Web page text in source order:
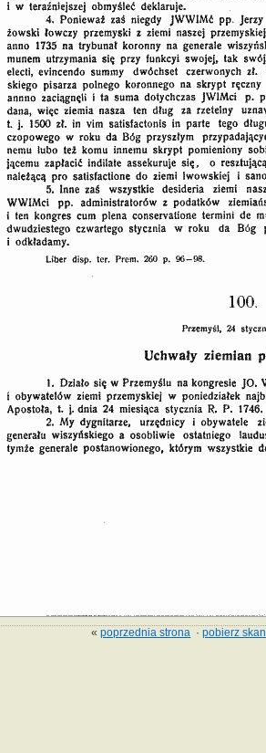
«poprzednia strona ·pobierz skan